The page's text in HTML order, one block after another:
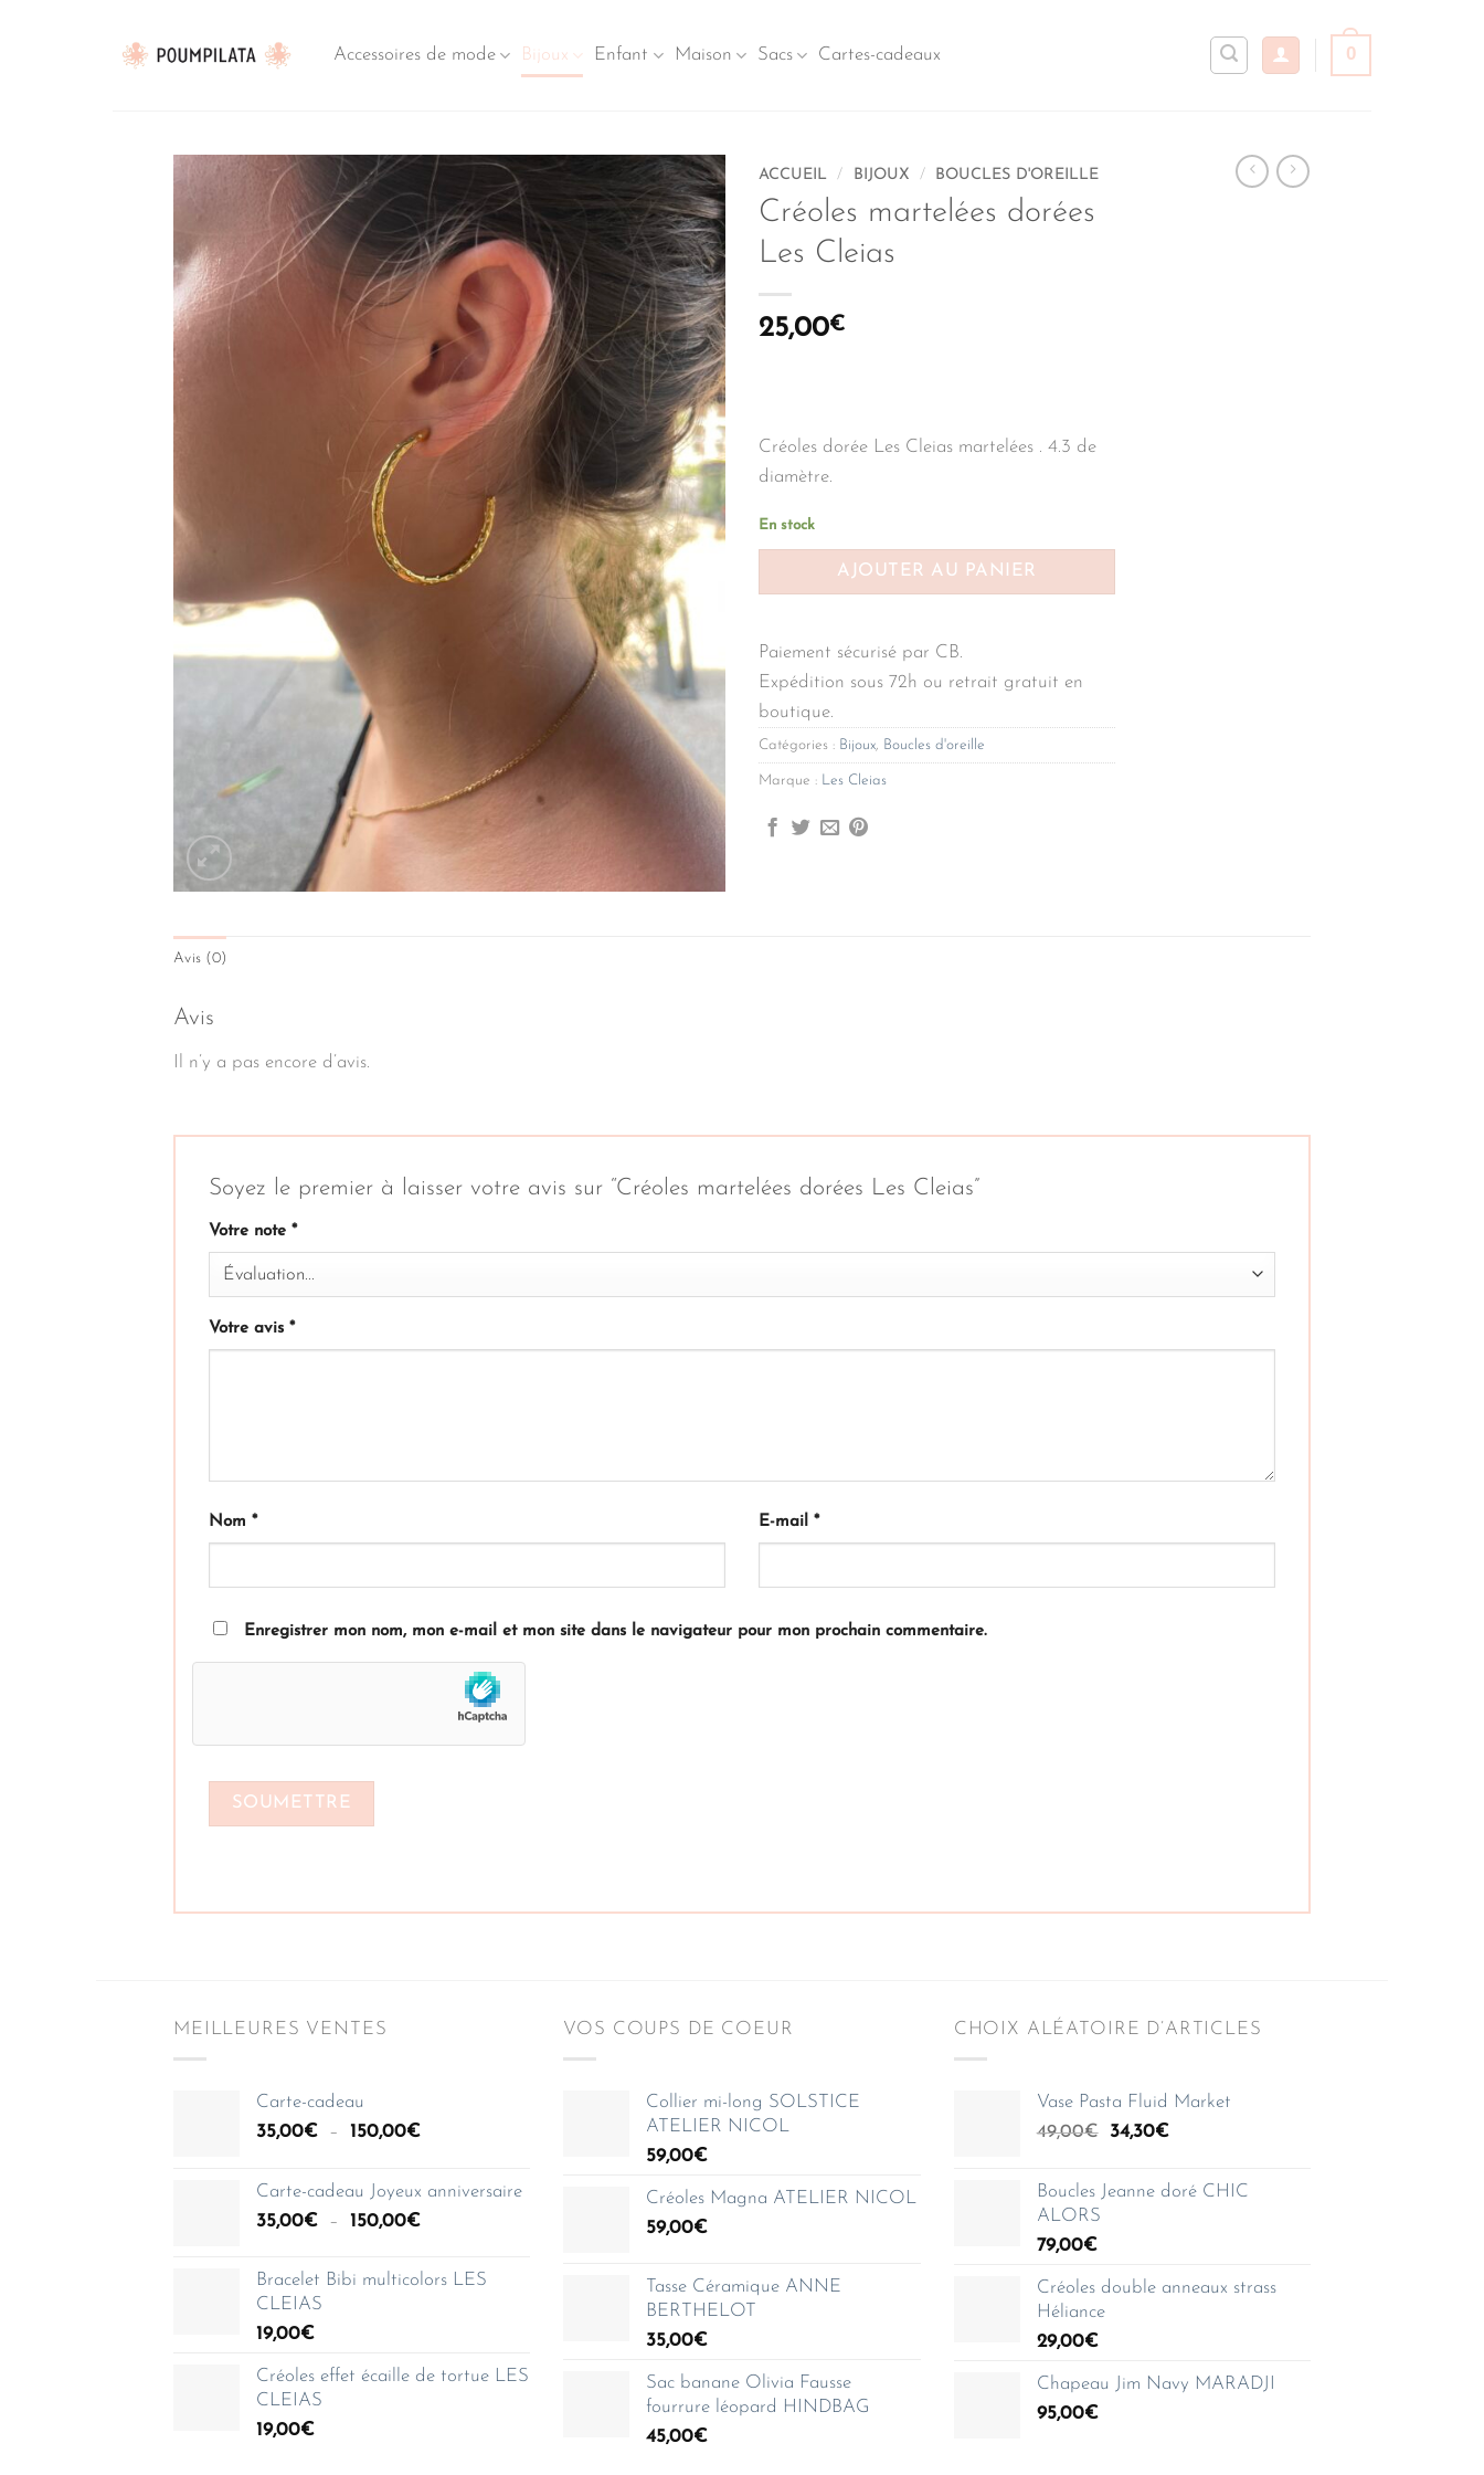
contenu
Accessoires de mode Bijoux Enfant Maison Sacs Cartes-cadeaux 0
ACCUEIL / BIJOUX / BOUCLES D'OREILLE
Créoles martelées dorées
Les Cleias
25,00€
Créoles dorée Les Cleias martelées . 4.3 de
diamètre.
En stock
AJOUTER AU PANIER
Paiement sécurisé par CB.
Expédition sous 72h ou retrait gratuit en
boutique.
Catégories : Bijoux, Boucles d'oreille
Marque : Les Cleias
Avis (0)
Avis
Il n’y a pas encore d’avis.
Soyez le premier à laisser votre avis sur “Créoles martelées dorées Les Cleias”
Votre note *
Votre avis *
Nom * E-mail *
Enregistrer mon nom, mon e-mail et mon site dans le navigateur pour mon prochain commentaire.
MEILLEURES VENTES
Carte-cadeau
35,00€ – 150,00€Plage
à
Carte-cadeau Joyeux anniversaire
35,00€ – 150,00€Plage
prix :
Bracelet Bibi multicolors LES
CLEIAS
19,00€
Créoles effet écaille de tortue LES
CLEIAS
19,00€
VOS COUPS DE COEUR
Collier mi-long SOLSTICE
ATELIER NICOL
59,00€
Créoles Magna ATELIER NICOL
59,00€
Tasse Céramique ANNE
BERTHELOT
35,00€
Sac banane Olivia Fausse
fourrure léopard HINDBAG
45,00€
CHOIX ALÉATOIRE D’ARTICLES
Vase Pasta Fluid Market
49,00€
Le
34,30€Le
actuel
Boucles Jeanne doré CHIC
ALORS
79,00€
Créoles double anneaux strass
Héliance
29,00€
Chapeau Jim Navy MARADJI
95,00€